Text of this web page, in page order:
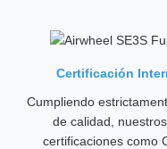
Certificación
Cumpliendo
de calidad,
certificaciones como